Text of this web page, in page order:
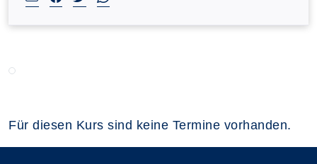
Für diesen Kurs sind keine Termine vorhanden.